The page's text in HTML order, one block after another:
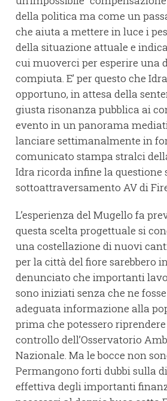
della politica ma come un
che aiuta a mettere in luce i
della situazione attuale e
cui muoverci per esperire una
compiuta. E’ per questo che
opportuno, in attesa della
giusta risonanza pubblica ai
evento in un panorama
lanciare settimanalmente in
comunicato stampa stralci
Idra ricorda infine la questione
sottoattraversamento AV di
L’esperienza del Mugello fa
questa scelta progettuale si
una costellazione di nuovi
per la città del fiore sarebbero
denunciato che importanti
sono iniziati senza che ne
adeguata informazione alla
prima che potessero
controllo dell’Osservatorio
Nazionale. Ma le bocce non
Permangono forti dubbi sulla
effettiva degli importanti